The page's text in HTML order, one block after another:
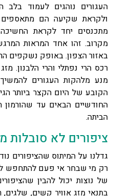
העגורים נוהגים לעמוד
מתכנסים יחד לקראת
מקרוב. זהו אחד המראות
באזור הצפון. באופק נשקפים
רכס הרי נפתלי והרי הלבנון.
מנע מלהקות העגורים
הקובע של היום הקצר ביותר
החודשיים הבאים עד שהורמון
הביתה.
ציפורים לא סובלות
גדלנו על המיתוס שהציפורים
רק מי שבחר אי פעם להתחפש
של נוצות יכול להבין
בתנאי מזג אוויר קשים, שלגים,